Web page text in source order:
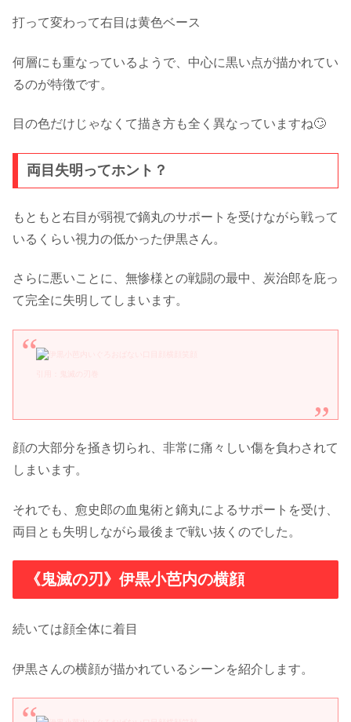
打って変わって右目は黄色ベース
何層にも重なっているようで、中心に黒い点が描かれてい
るのが特徴です。
目の色だけじゃなくて描き方も全く異なっていますね🙄
両目失明ってホント？
もともと右目が弱視で鏑丸のサポートを受けながら戦って
いるくらい視力の低かった伊黒さん。
さらに悪いことに、無惨様との戦闘の最中、炭治郎を庇っ
て完全に失明してしまいます。
顔の大部分を掻き切られ、非常に痛々しい傷を負わされて
しまいます。
それでも、愈史郎の血鬼術と鏑丸によるサポートを受け、
両目とも失明しながら最後まで戦い抜くのでした。
《鬼滅の刃》伊黒小芭内の横顔
続いては顔全体に着目
伊黒さんの横顔が描かれているシーンを紹介します。